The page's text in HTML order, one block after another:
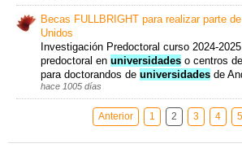
Becas FULLBRIGHT para realizar parte
Unidos
Investigación Predoctoral curso 2024-
predoctoral en universidades o centros
para doctorandos de universidades de
hace 1005 días
Anterior 1 2 3 4 5